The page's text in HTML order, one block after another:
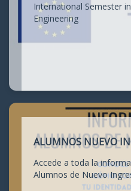
International Semester
Engineering
ALUMNOS NUEVO
Accede a toda la
Alumnos de Nuevo